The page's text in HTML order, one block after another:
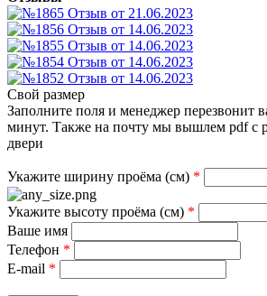
Свой размер
Заполните поля и менеджер перезвонит
минут. Также на почту мы вышлем pdf с
двери
Укажите ширину проёма (см) *
Укажите высоту проёма (см) *
Ваше имя
Телефон *
E-mail *